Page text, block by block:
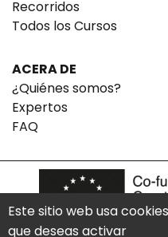
Recorridos
Todos los Cursos
ACERA DE
¿Quiénes somos?
Expertos
FAQ
Este sitio web usa
que deseas activar